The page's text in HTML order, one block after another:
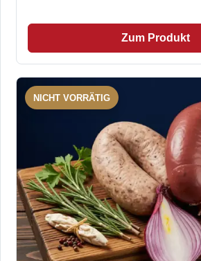
Zum Produkt
NICHT VORRÄTIG